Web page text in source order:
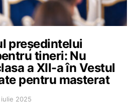
președintelui
tineri: Nu
a XII-a în Vestul
pentru masterat
2025